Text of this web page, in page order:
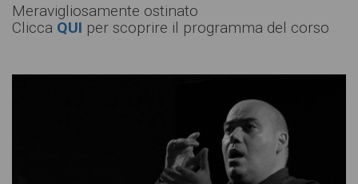
Meravigliosamente ostinato
Clicca QUI per scoprire il programma del corso